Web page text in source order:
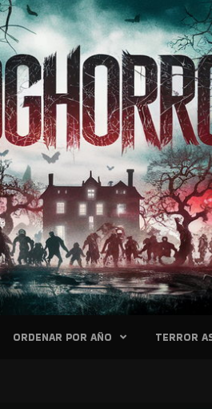
ORDENAR POR AÑO TERROR